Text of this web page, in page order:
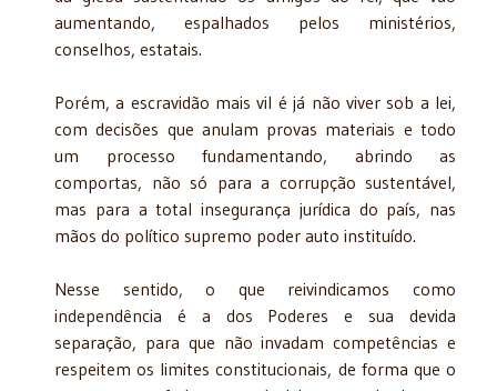
aumentando, espalhados pelos ministérios,
conselhos, estatais.
Porém, a escravidão mais vil é já não viver sob a lei,
com decisões que anulam provas materiais e todo
um processo fundamentando, abrindo as
comportas, não só para a corrupção sustentável,
mas para a total insegurança jurídica do país, nas
mãos do político supremo poder auto instituído.
Nesse sentido, o que reivindicamos como
independência é a dos Poderes e sua devida
separação, para que não invadam competências e
respeitem os limites constitucionais, de forma que o